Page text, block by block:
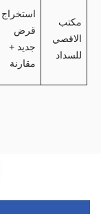
مكتب
الاقصي
للسداد
استخراج
قرض
جديد +
مقارنة